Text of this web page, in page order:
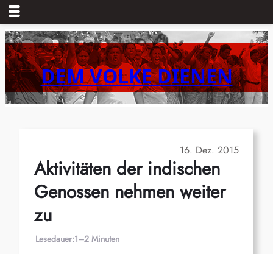
Zum
Inhalt
springenDEM VOLKE DIENEN
16. Dez. 2015
Aktivitäten der indischen
Genossen nehmen weiter
zu
Lesedauer:1–2 Minuten